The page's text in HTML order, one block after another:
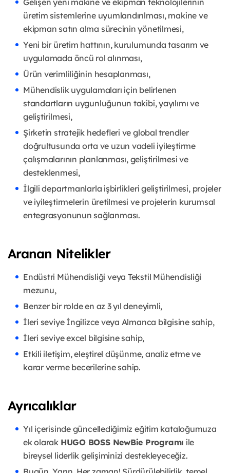
Gelişen yeni makine ve ekipman teknolojilerinin
üretim sistemlerine uyumlandırılması, makine ve
ekipman satın alma sürecinin yönetilmesi,
Yeni bir üretim hattının, kurulumunda tasarım ve
uygulamada öncü rol alınması,
Ürün verimliliğinin hesaplanması,
Mühendislik uygulamaları için belirlenen
standartların uygunluğunun takibi, yayılımı ve
geliştirilmesi,
Şirketin stratejik hedefleri ve global trendler
doğrultusunda orta ve uzun vadeli iyileştirme
çalışmalarının planlanması, geliştirilmesi ve
desteklenmesi,
İlgili departmanlarla işbirlikleri geliştirilmesi, projeler
ve iyileştirmelerin üretilmesi ve projelerin kurumsal
entegrasyonunun sağlanması.
Aranan Nitelikler
Endüstri Mühendisliği veya Tekstil Mühendisliği
mezunu,
Benzer bir rolde en az 3 yıl deneyimli,
İleri seviye İngilizce veya Almanca bilgisine sahip,
İleri seviye excel bilgisine sahip,
Etkili iletişim, eleştirel düşünme, analiz etme ve
karar verme becerilerine sahip.
Ayrıcalıklar
Yıl içerisinde güncellediğimiz eğitim kataloğumuza
ek olarak HUGO BOSS NewBie Programı ile
bireysel liderlik gelişiminizi destekleyeceğiz.